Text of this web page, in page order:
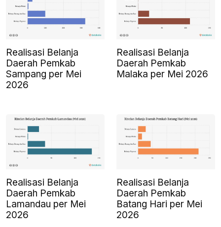
Realisasi Belanja
Daerah Pemkab
Sampang per Mei
2026
Realisasi Belanja
Daerah Pemkab
Malaka per Mei 2026
Realisasi Belanja
Daerah Pemkab
Lamandau per Mei
2026
Realisasi Belanja
Daerah Pemkab
Batang Hari per Mei
2026